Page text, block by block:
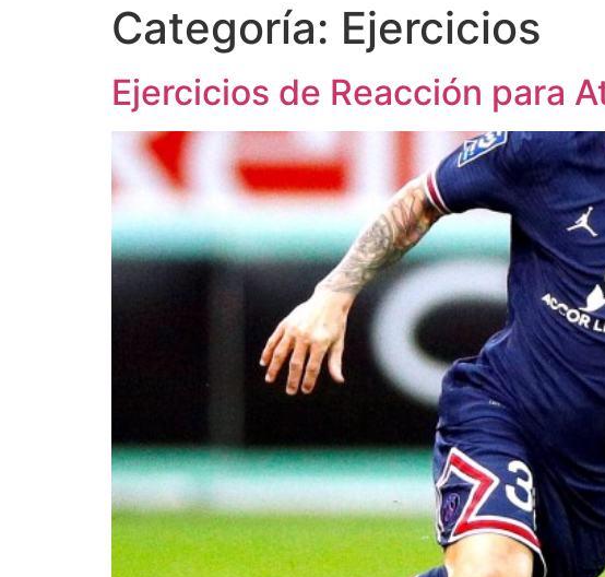
Categoría: Ejercicios
Ejercicios de Reacción para